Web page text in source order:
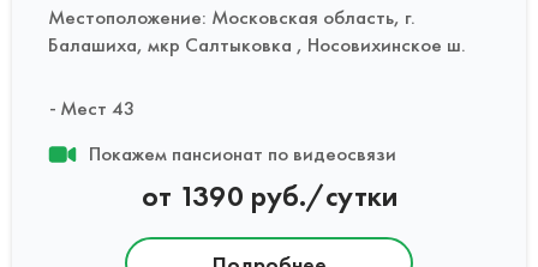
Местоположение: Московская область, г.
Балашиха, мкр Салтыковка , Носовихинское ш.
Мест 43
Покажем пансионат по видеосвязи
от 1390 руб./сутки